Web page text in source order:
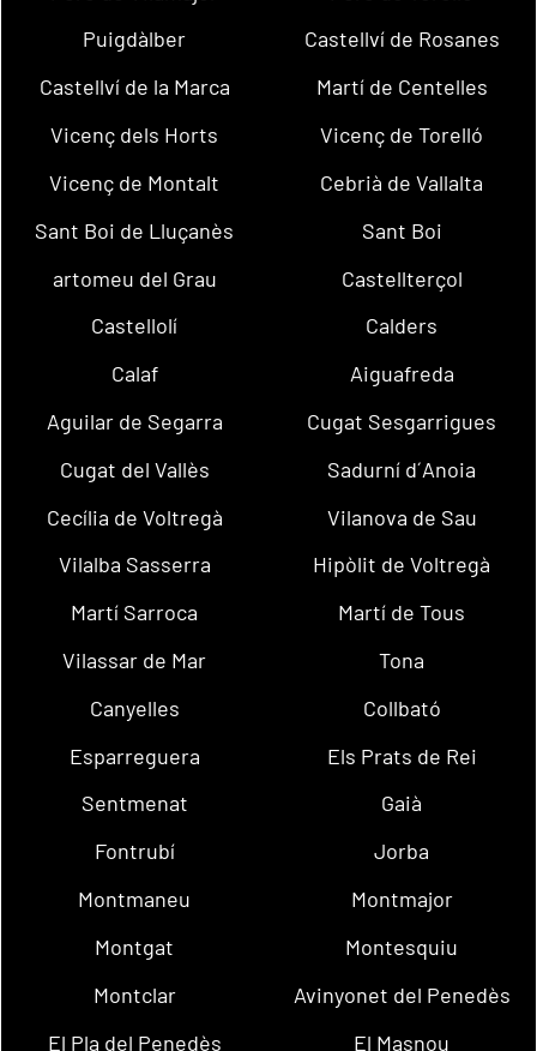
Puigdàlber
Castellví de Rosanes
Castellví de la Marca
Martí de Centelles
Vicenç dels Horts
Vicenç de Torelló
Vicenç de Montalt
Cebrià de Vallalta
Sant Boi de Lluçanès
Sant Boi
artomeu del Grau
Castellterçol
Castellolí
Calders
Calaf
Aiguafreda
Aguilar de Segarra
Cugat Sesgarrigues
Cugat del Vallès
Sadurní d´Anoia
Cecília de Voltregà
Vilanova de Sau
Vilalba Sasserra
Hipòlit de Voltregà
Martí Sarroca
Martí de Tous
Vilassar de Mar
Tona
Canyelles
Collbató
Esparreguera
Els Prats de Rei
Sentmenat
Gaià
Fontrubí
Jorba
Montmaneu
Montmajor
Montgat
Montesquiu
Montclar
Avinyonet del Penedès
El Pla del Penedès
El Masnou